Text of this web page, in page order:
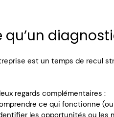
qu’un
est un temps de recul
regards complémentaires :
ce qui fonctionne